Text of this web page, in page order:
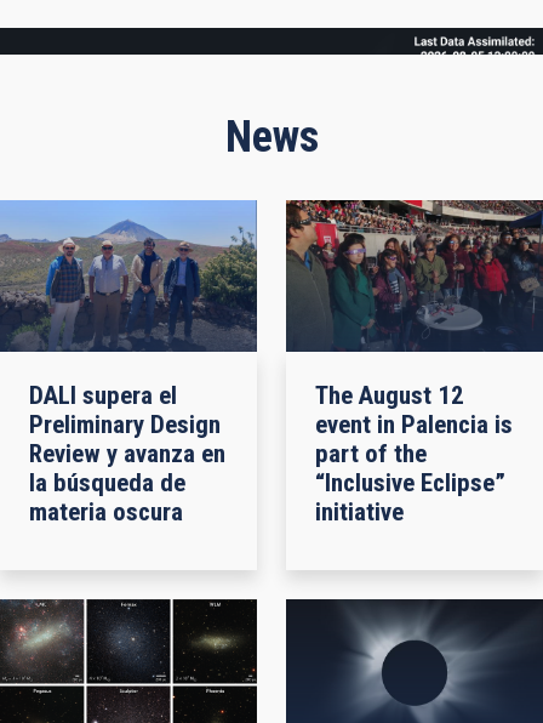
News
DALI supera el
Preliminary Design
Review y avanza en
la búsqueda de
materia oscura
The August 12
event in Palencia is
part of the
“Inclusive Eclipse”
initiative